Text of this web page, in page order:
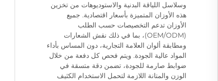
وسلاسل اللياقة البدنية والاستوديوهات من تخزين
هذه الأوزان المتميزة بأسعار اقتصادية. جميع
الأوزان تدعم التخصيصات حسب الطلب
(OEM/ODM)، بما في ذلك نقش الشعارات
ومطابقة ألوان العلامة التجارية، دون المساس بأداء
المواد عالية الجودة. ويتم فحص كل دفعة من خلال
ضوابط صارمة للجودة، تضمن دقة متسقة في
الوزن والمتانة اللازمة لتحمل الاستخدام الكثيف